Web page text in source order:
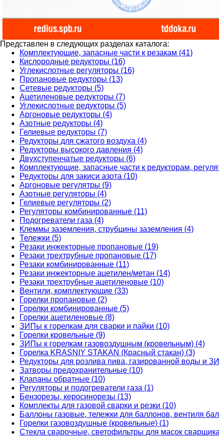
Представлен в следующих разделах каталога:
Комплектующие, запасные части к резакам (41)
Кислородные редукторы (16)
Углекислотные регуляторы (16)
Пропановые редукторы (13)
Сетевые редукторы (5)
Ацетиленовые редукторы (7)
Углекислотные редукторы (5)
Аргоновые редукторы (4)
Азотные редукторы (4)
Гелиевые редукторы (7)
Редукторы для сжатого воздуха (4)
Редукторы высокого давления (4)
Двухступенчатые редукторы (6)
Комплектующие, запасные части к редукторам,
Редукторы для закиси азота (10)
Аргоновые регулятры (9)
Азотные регуляторы (4)
Гелиевые регуляторы (2)
Регуляторы комбинированные (11)
Подогреватели газа (4)
Клеммы заземления, струбцины заземления (4)
Тележки (5)
Резаки инжекторные пропановые (19)
Резаки трехтрубные пропановые (17)
Резаки комбинированные (11)
Резаки инжекторные ацетилен/метан (14)
Резаки трехтрубные ацетиленовые (10)
Вентили, комплектующие (33)
Горелки пропановые (2)
Горелки комбинированные (5)
Горелки ацетиленовые (8)
ЗИПы к горелкам для сварки и пайки (10)
Горелки кровельные (9)
ЗИПы к горелкам газовоздушным (кровельным) (4)
Горелка KRASNIY STAKAN (Красный стакан) (3)
Редукторы для розлива пива, газированной воды и
Затворы предохранительные (10)
Клапаны обратные (10)
Регуляторы и подогреватели газа (1)
Бензорезы, керосинорезы (13)
Комплекты для газовой сварки и резки (10)
Баллоны газовые, тележки для баллонов, вентиля
Горелки газовоздушные (кровельные) (1)
Стекла сварочные, светофильтры для масок